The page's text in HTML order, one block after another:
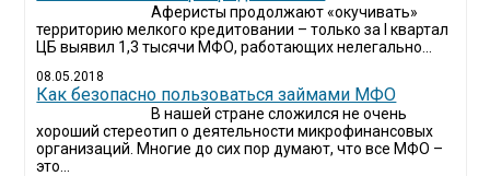
Аферисты продолжают «окучивать»
территорию мелкого кредитовании – только за I квартал
ЦБ выявил 1,3 тысячи МФО, работающих нелегально...
08.05.2018
Как безопасно пользоваться займами МФО
В нашей стране сложился не очень
хороший стереотип о деятельности микрофинансовых
организаций. Многие до сих пор думают, что все МФО –
это...